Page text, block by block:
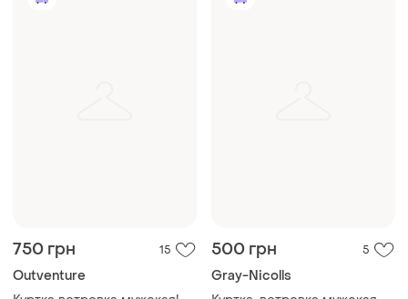
750 грн 15
Outventure
500 грн 5
Gray-Nicolls